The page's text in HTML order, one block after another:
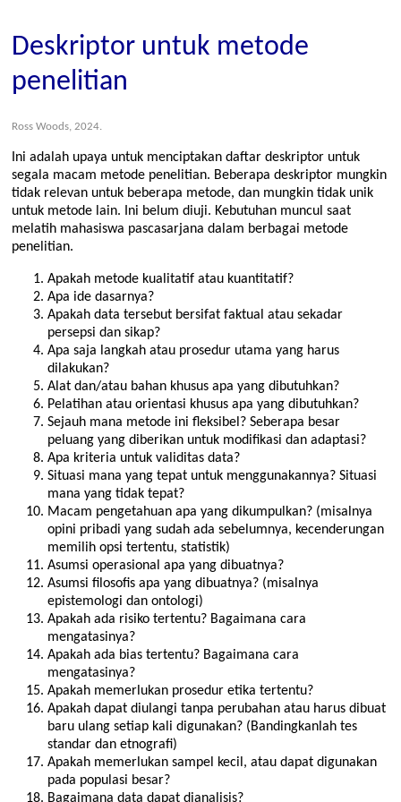
Deskriptor untuk metode
penelitian
Ross Woods, 2024.
Ini adalah upaya untuk menciptakan daftar deskriptor untuk
segala macam metode penelitian. Beberapa deskriptor mungkin
tidak relevan untuk beberapa metode, dan mungkin tidak unik
untuk metode lain. Ini belum diuji. Kebutuhan muncul saat
melatih mahasiswa pascasarjana dalam berbagai metode
penelitian.
Apakah metode kualitatif atau kuantitatif?
Apa ide dasarnya?
Apakah data tersebut bersifat faktual atau sekadar
persepsi dan sikap?
Apa saja langkah atau prosedur utama yang harus
dilakukan?
Alat dan/atau bahan khusus apa yang dibutuhkan?
Pelatihan atau orientasi khusus apa yang dibutuhkan?
Sejauh mana metode ini fleksibel? Seberapa besar
peluang yang diberikan untuk modifikasi dan adaptasi?
Apa kriteria untuk validitas data?
Situasi mana yang tepat untuk menggunakannya? Situasi
mana yang tidak tepat?
Macam pengetahuan apa yang dikumpulkan? (misalnya
opini pribadi yang sudah ada sebelumnya, kecenderungan
memilih opsi tertentu, statistik)
Asumsi operasional apa yang dibuatnya?
Asumsi filosofis apa yang dibuatnya? (misalnya
epistemologi dan ontologi)
Apakah ada risiko tertentu? Bagaimana cara
mengatasinya?
Apakah ada bias tertentu? Bagaimana cara
mengatasinya?
Apakah memerlukan prosedur etika tertentu?
Apakah dapat diulangi tanpa perubahan atau harus dibuat
baru ulang setiap kali digunakan? (Bandingkanlah tes
standar dan etnografi)
Apakah memerlukan sampel kecil, atau dapat digunakan
pada populasi besar?
Bagaimana data dapat dianalisis?